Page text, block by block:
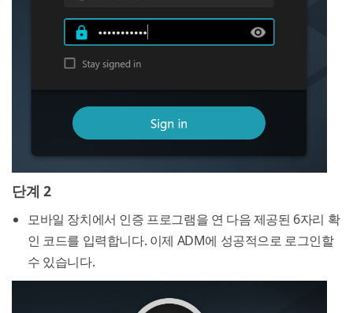
단계 2
모바일 장치에서 인증 프로그램을 연 다음 제공된 6자리 확
인 코드를 입력합니다. 이제 ADM에 성공적으로 로그인할
수 있습니다.